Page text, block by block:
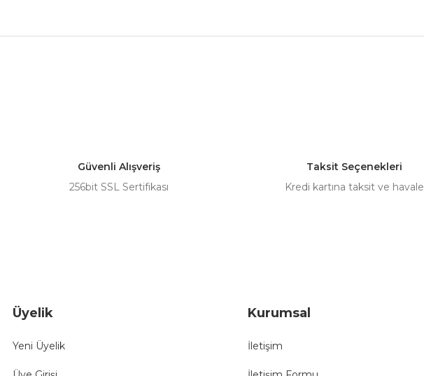
Gönder
Güvenli Alışveriş
256bit SSL Sertifikası
Taksit Seçenekleri
Kredi kartına taksit ve havale
Üyelik
Yeni Üyelik
Kurumsal
İletişim